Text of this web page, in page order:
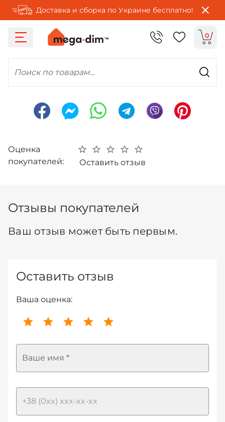
Доставка и сборка по Украине бесплатно!
0
Поиск по товарам...
Оценка
покупателей:
Оставить отзыв
Отзывы покупателей
Ваш отзыв может быть первым.
Оставить отзыв
Ваша оценка:
Ваше имя *